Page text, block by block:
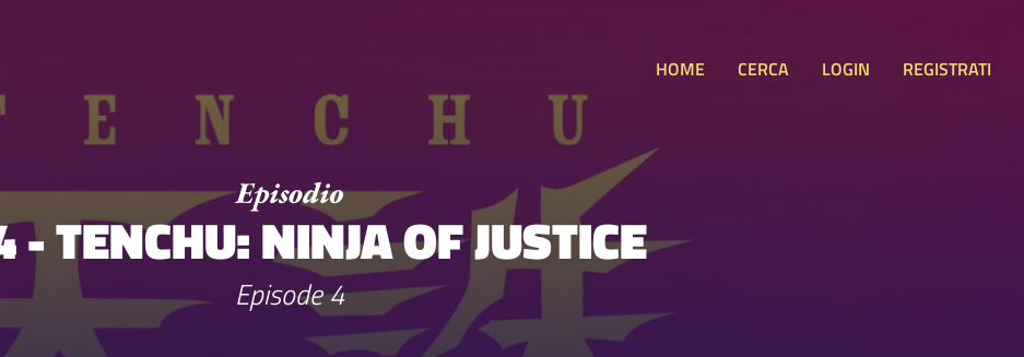
HOME CERCA LOGIN REGISTRATI
- TENCHU: NINJA OF JUSTICE
Episode 4